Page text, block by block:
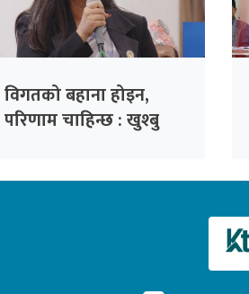
विगतको बहाना होइन,
परिणाम चाहिन्छ : खुश्बु